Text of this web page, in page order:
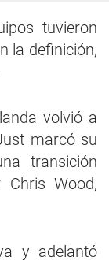
tuvieron
la definición,
volvió a
marcó su
transición
Chris Wood,
y adelantó